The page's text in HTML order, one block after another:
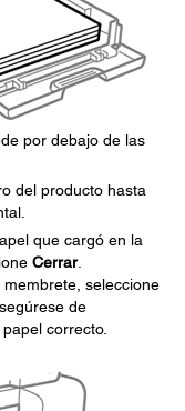
por debajo de las
del producto hasta
que cargó en la
Cerrar.
seleccione
de
correcto.